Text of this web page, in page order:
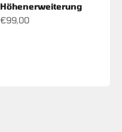
Höhenerweiterung
Angebot
€99,00